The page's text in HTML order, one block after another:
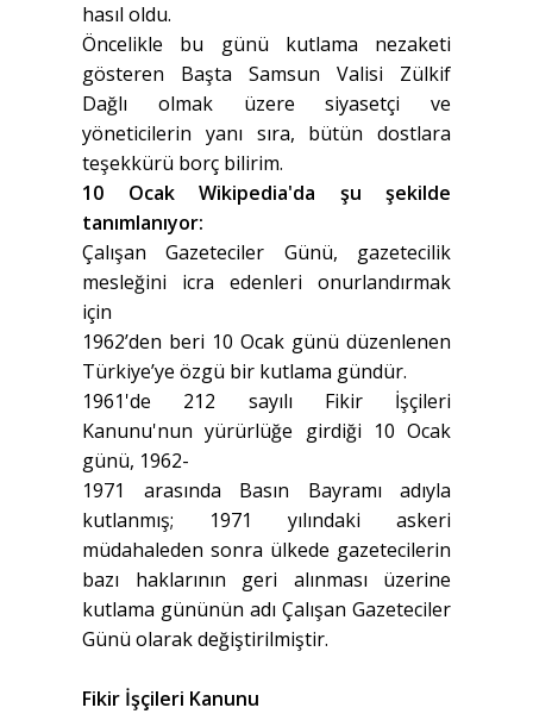
hasıl oldu.
Öncelikle bu günü kutlama nezaketi
gösteren Başta Samsun Valisi Zülkif
Dağlı olmak üzere siyasetçi ve
yöneticilerin yanı sıra, bütün dostlara
teşekkürü borç bilirim.
10 Ocak Wikipedia'da şu şekilde
tanımlanıyor:
Çalışan Gazeteciler Günü, gazetecilik
mesleğini icra edenleri onurlandırmak
için
1962’den beri 10 Ocak günü düzenlenen
Türkiye’ye özgü bir kutlama gündür.
1961'de 212 sayılı Fikir İşçileri
Kanunu'nun yürürlüğe girdiği 10 Ocak
günü, 1962-
1971 arasında Basın Bayramı adıyla
kutlanmış; 1971 yılındaki askeri
müdahaleden sonra ülkede gazetecilerin
bazı haklarının geri alınması üzerine
kutlama gününün adı Çalışan Gazeteciler
Günü olarak değiştirilmiştir.
Fikir İşçileri Kanunu